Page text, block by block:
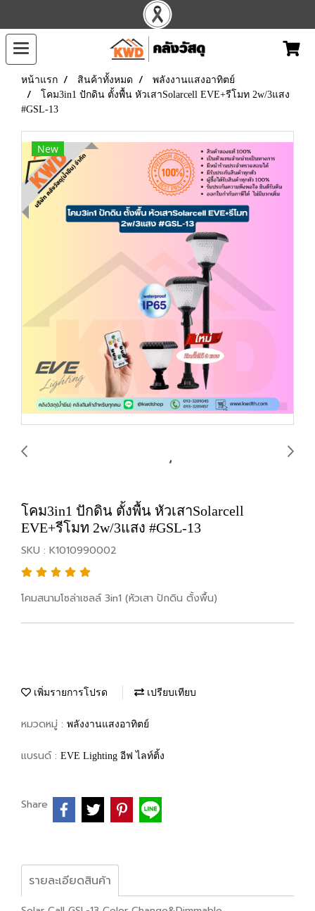
หน้าแรก สินค้าทั้งหมด
พลังงานแสงอาทิตย์
โคม3in1 ปักดิน ตั้งพื้น หัวเสาSolarcell EVE+รีโมท 2w/3แสง
#GSL-13
New
โคม3in1 ปักดิน ตั้งพื้น หัวเสาSolarcell
EVE+รีโมท 2w/3แสง #GSL-13
SKU : K1010990002
โคมสนามโซล่าเซลล์ 3in1 (หัวเสา ปักดิน ตั้งพื้น)
เพิ่มรายการโปรด เปรียบเทียบ
หมวดหมู่ : พลังงานแสงอาทิตย์
แบรนด์ : EVE Lighting อีฟ ไลท์ติ้ง
Share
รายละเอียดสินค้า